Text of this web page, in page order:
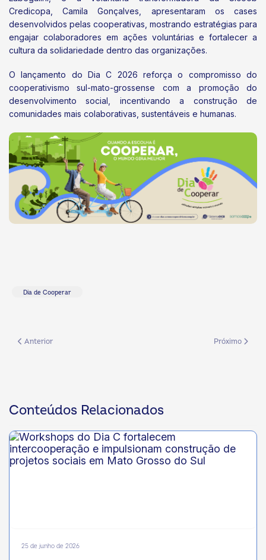
Credicopa, Camila Gonçalves, apresentaram os cases
desenvolvidos pelas cooperativas, mostrando estratégias para
engajar colaboradores em ações voluntárias e fortalecer a
cultura da solidariedade dentro das organizações.
O lançamento do Dia C 2026 reforça o compromisso do
cooperativismo sul-mato-grossense com a promoção do
desenvolvimento social, incentivando a construção de
comunidades mais colaborativas, sustentáveis e humanas.
Dia de Cooperar
Artigo anterior: Presidentes e dirigentes de cooperativas de MS
Anterior Próximo
Próximo
Conteúdos Relacionados
25 de junho de 2026